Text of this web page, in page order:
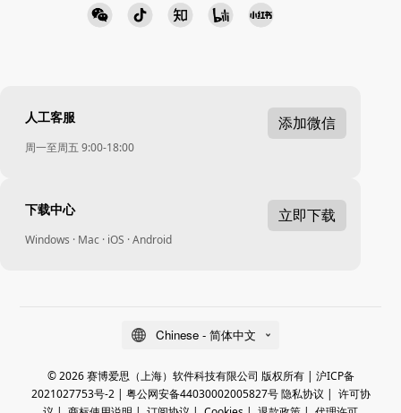
人工客服
周一至周五 9:00-18:00
添加微信
下载中心
Windows · Mac · iOS · Android
立即下载
Chinese - 简体中文
© 2026 赛博爱思（上海）软件科技有限公司 版权所有 | 沪ICP备
2021027753号-2| 粤公网安备44030002005827号 隐私协议 | 许可协